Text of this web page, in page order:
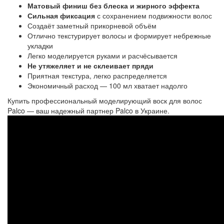
Матовый финиш без блеска и жирного эффекта
Сильная фиксация с сохранением подвижности волос
Создаёт заметный прикорневой объём
Отлично текстурирует волосы и формирует небрежные
укладки
Легко моделируется руками и расчёсывается
Не утяжеляет и не склеивает пряди
Приятная текстура, легко распределяется
Экономичный расход — 100 мл хватает надолго
Купить профессиональный моделирующий воск для волос
Palco — ваш надежный партнер Palco в Украине.